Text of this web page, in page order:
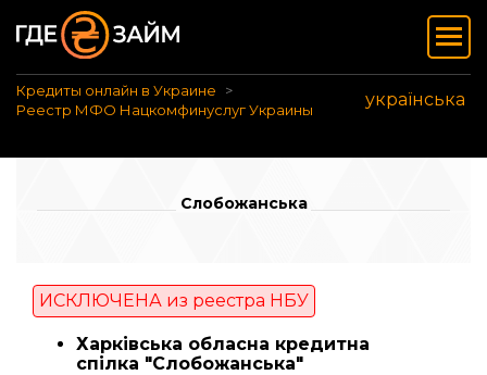
Кредиты онлайн в Украине
Реестр МФО Нацкомфинуслуг Украины
українська
Слобожанська
ИСКЛЮЧЕНА из реестра НБУ
Харківська обласна кредитна
спілка "Слобожанська"